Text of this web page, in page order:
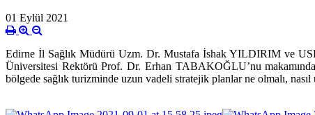
01 Eylül 2021
Edirne İl Sağlık Müdürü Uzm. Dr. Mustafa İshak YILDIRIM ve
Üniversitesi Rektörü Prof. Dr. Erhan TABAKOĞLU’nu
bölgede sağlık turizminde uzun vadeli stratejik planlar ne olmalı,